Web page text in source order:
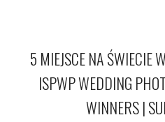
5 MIEJSCE NA ŚWIECIE
ISPWP WEDDING
WINNERS |